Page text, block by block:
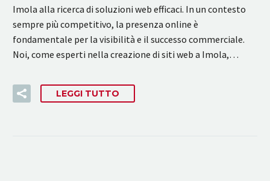
Imola alla ricerca di soluzioni web efficaci. In un contesto
sempre più competitivo, la presenza online è
fondamentale per la visibilità e il successo commerciale.
Noi, come esperti nella creazione di siti web a Imola,…
LEGGI TUTTO